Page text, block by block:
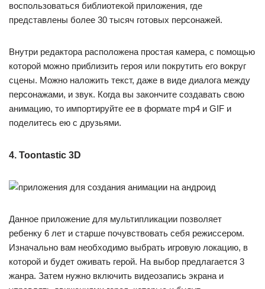
воспользоваться библиотекой приложения, где
представлены более 30 тысяч готовых персонажей.
Внутри редактора расположена простая камера, с помощью
которой можно приблизить героя или покрутить его вокруг
сцены. Можно наложить текст, даже в виде диалога между
персонажами, и звук. Когда вы закончите создавать свою
анимацию, то импортируйте ее в формате mp4 и GIF и
поделитесь ею с друзьями.
4. Toontastic 3D
Данное приложение для мультипликации позволяет
ребенку 6 лет и старше почувствовать себя режиссером.
Изначально вам необходимо выбрать игровую локацию, в
которой и будет оживать герой. На выбор предлагается 3
жанра. Затем нужно включить видеозапись экрана и